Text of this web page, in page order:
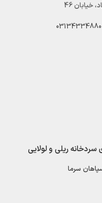
46
03134334880
ریلی و لولایی
سرما